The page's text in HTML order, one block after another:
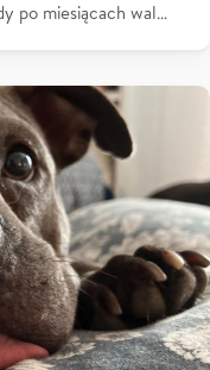
po miesiącach wal…